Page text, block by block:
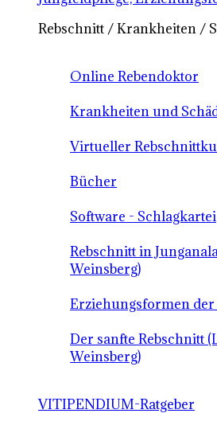
Rebschnitt / Krankheiten /
Online Rebendoktor
Krankheiten und
Virtueller
Bücher
Software - Schlagkartei
Rebschnitt in
Weinsberg)
Erziehungsformen
Der sanfte Rebschnitt
Weinsberg)
VITIPENDIUM-Ratgeber